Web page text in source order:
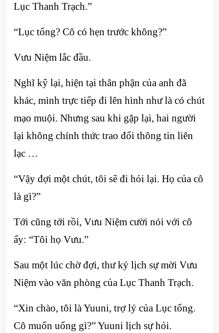
Lục Thanh Trạch.”
“Lục tổng? Cô có hẹn trước không?”
Vưu Niệm lắc đầu.
Nghĩ kỹ lại, hiện tại thân phận của anh đã
khác, mình trực tiếp đi lên hình như là có chút
mạo muội. Nhưng sau khi gặp lại, hai người
lại không chính thức trao đổi thông tin liên
lạc …
“Vậy đợi một chút, tôi sẽ đi hỏi lại. Họ của cô
là gì?”
Tới cũng tới rồi, Vưu Niệm cười nói với cô
ấy: “Tôi họ Vưu.”
Sau một lúc chờ đợi, thư ký lịch sự mời Vưu
Niệm vào văn phòng của Lục Thanh Trạch.
“Xin chào, tôi là Yuuni, trợ lý của Lục tổng.
Cô muốn uống gì?” Yuuni lịch sự hỏi.